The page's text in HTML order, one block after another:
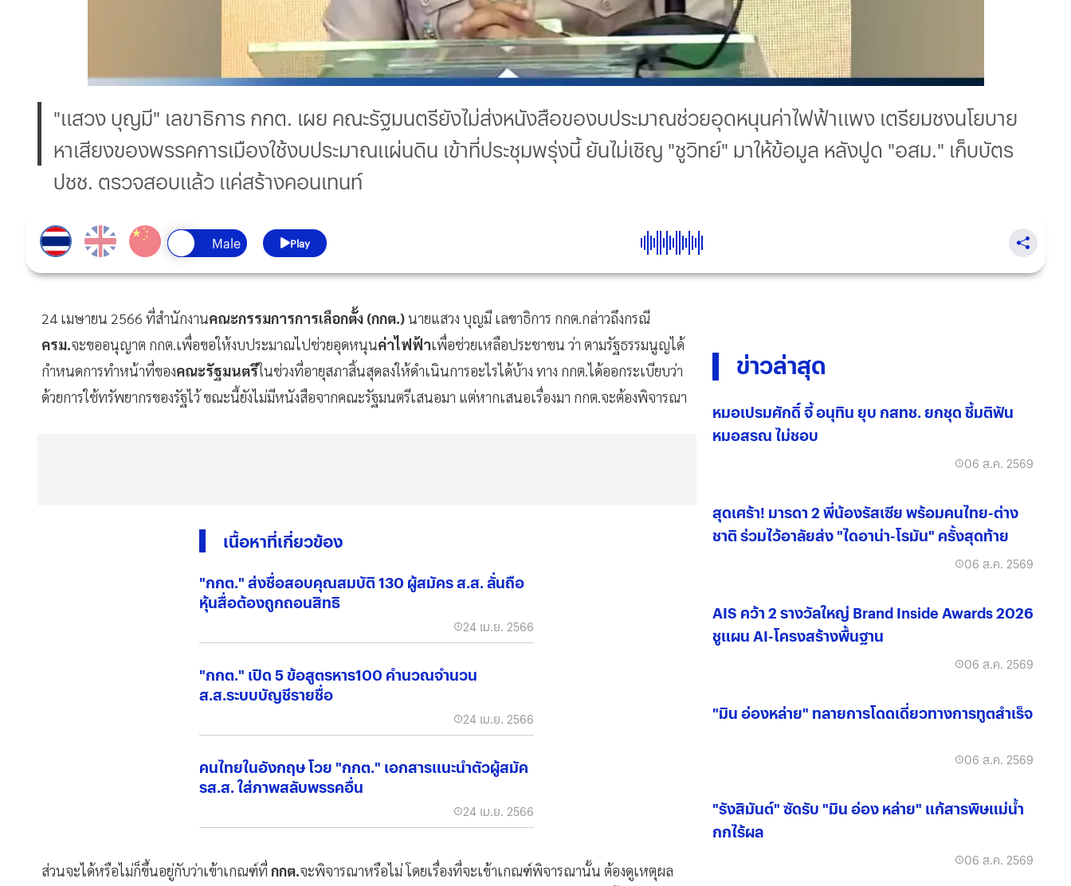
"แสวง บุญมี" เลขาธิการ กกต. เผย คณะรัฐมนตรียังไม่ส่งหนังสือของบประมาณช่วยอุดหนุนค่าไฟฟ้าแพง เตรียมชงนโยบาย
หาเสียงของพรรคการเมืองใช้งบประมาณแผ่นดิน เข้าที่ประชุมพรุ่งนี้ ยันไม่เชิญ "ชูวิทย์" มาให้ข้อมูล หลังปูด "อสม." เก็บบัตร
ปชช. ตรวจสอบแล้ว แค่สร้างคอนเทนท์
Play
24 เมษายน 2566 ที่สำนักงานคณะกรรมการการเลือกตั้ง (กกต.)นายแสวง บุญมี เลขาธิการ กกต.กล่าวถึงกรณี
ครม.จะขออนุญาต กกต.เพื่อขอให้งบประมาณไปช่วยอุดหนุนค่าไฟฟ้าเพื่อช่วยเหลือประชาชน ว่า ตามรัฐธรรมนูญได้
กำหนดการทำหน้าที่ของคณะรัฐมนตรีในช่วงที่อายุสภาสิ้นสุดลงให้ดำเนินการอะไรได้บ้าง ทาง กกต.ได้ออกระเบียบว่า
ด้วยการใช้ทรัพยากรของรัฐไว้ ขณะนี้ยังไม่มีหนังสือจากคณะรัฐมนตรีเสนอมา แต่หากเสนอเรื่องมา กกต.จะต้องพิจารณา
เนื้อหาที่เกี่ยวข้อง
"กกต." ส่งชื่อสอบคุณสมบัติ 130 ผู้สมัคร ส.ส. ลั่นถือ
หุ้นสื่อต้องถูกถอนสิทธิ
24 เม.ย. 2566
"กกต." เปิด 5 ข้อสูตรหาร100 คำนวณจำนวน
ส.ส.ระบบบัญชีรายชื่อ
24 เม.ย. 2566
คนไทยในอังกฤษ โวย "กกต." เอกสารแนะนำตัวผู้สมัค
รส.ส. ใส่ภาพสลับพรรคอื่น
24 เม.ย. 2566
ส่วนจะได้หรือไม่ก็ขึ้นอยู่กับว่าเข้าเกณฑ์ที่ กกต.จะพิจารณาหรือไม่ โดยเรื่องที่จะเข้าเกณฑ์พิจารณานั้น ต้องดูเหตุผล
ข่าวล่าสุด
หมอเปรมศักดิ์ จี้ อนุทิน ยุบ กสทช. ยกชุด ชี้มติฟัน
หมอสรณ ไม่ชอบ
06 ส.ค. 2569
สุดเศร้า! มารดา 2 พี่น้องรัสเซีย พร้อมคนไทย-ต่าง
ชาติ ร่วมไว้อาลัยส่ง "ไดอาน่า-โรมัน" ครั้งสุดท้าย
06 ส.ค. 2569
AIS คว้า 2 รางวัลใหญ่ Brand Inside Awards 2026
ชูแผน AI-โครงสร้างพื้นฐาน
06 ส.ค. 2569
"มิน อ่องหล่าย" ทลายการโดดเดี่ยวทางการทูตสำเร็จ
06 ส.ค. 2569
"รังสิมันต์" ซัดรับ "มิน อ่อง หล่าย" แก้สารพิษแม่น้ำ
กกไร้ผล
06 ส.ค. 2569